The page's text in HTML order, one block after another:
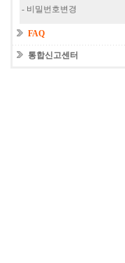
- 비밀번호변경
FAQ
통합신고센터